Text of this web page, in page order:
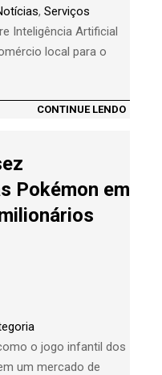
, Serviços
Inteligência Artificial
local para o
CONTINUE LENDO
Pokémon em
o jogo infantil dos
um mercado de